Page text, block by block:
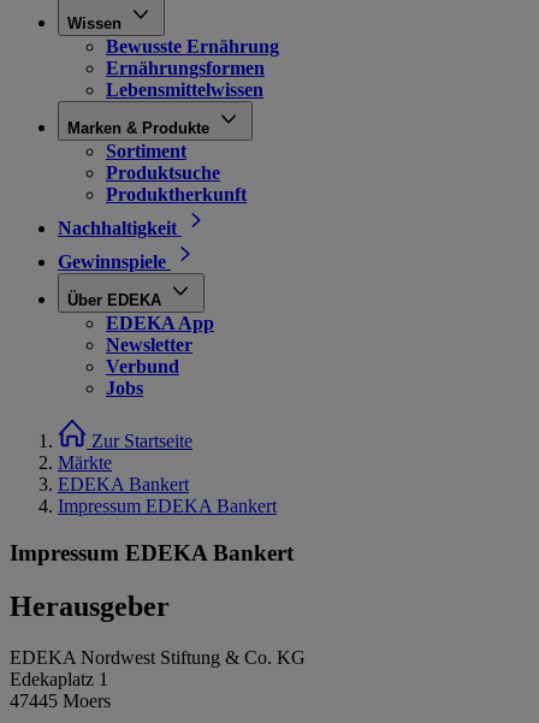
Wissen
Bewusste Ernährung
Ernährungsformen
Lebensmittelwissen
Marken & Produkte
Sortiment
Produktsuche
Produktherkunft
Nachhaltigkeit
Gewinnspiele
Über EDEKA
EDEKA App
Newsletter
Verbund
Jobs
Zur Startseite
Märkte
EDEKA Bankert
Impressum EDEKA Bankert
Impressum EDEKA Bankert
Herausgeber
EDEKA Nordwest Stiftung & Co. KG
Edekaplatz 1
47445 Moers